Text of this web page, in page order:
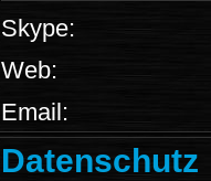
Skype:
Web:
Email:
Datenschutz